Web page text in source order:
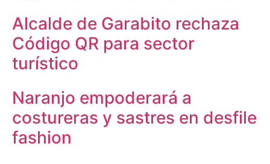
Alcalde de Garabito rechaza
Código QR para sector
turístico
Naranjo empoderará a
costureras y sastres en desfile
fashion